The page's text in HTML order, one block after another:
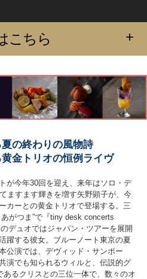
こちら +
の終わりの風物詩
金トリオの恒例ライヴ
が今年30回を迎え、来年はソロ・デ
ますます輝きを増す矢野顕子が、今
カーとの黄金トリオで登場する。三
がつま”で『tiny desk concerts
デュオではジャパン・ツアーを展開
躍する彼女。ブルーノート東京の夏
公演では、デヴィッド・サンボー
演でも知られるウィルと、伝説的グ
あるクリスとの三位一体で、数々のオ